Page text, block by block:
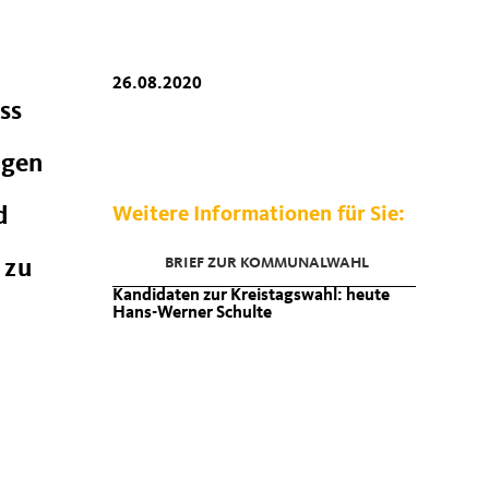
26.08.2020
Weitere Informationen für Sie:
BRIEF ZUR KOMMUNALWAHL
Kandidaten zur Kreistagswahl: heute
Hans-Werner Schulte